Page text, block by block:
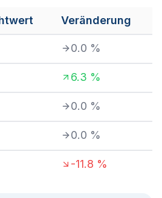
Veränderung
0.0 %
6.3 %
0.0 %
0.0 %
-11.8 %